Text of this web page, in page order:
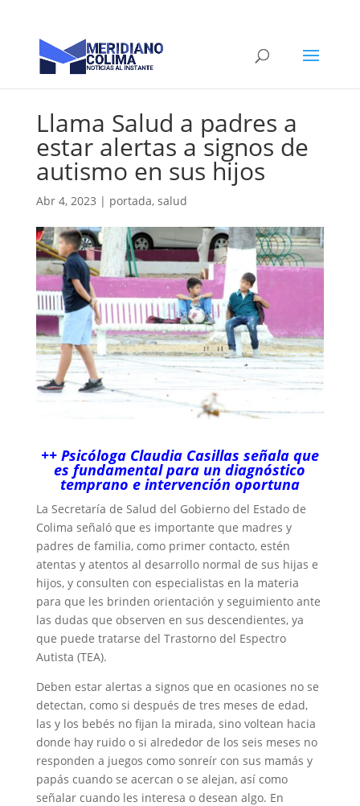
Llama Salud a padres a
estar alertas a signos de
autismo en sus hijos
Abr 4, 2023 | portada, salud
++ Psicóloga Claudia Casillas señala que
es fundamental para un diagnóstico
temprano e intervención oportuna
La Secretaría de Salud del Gobierno del Estado de
Colima señaló que es importante que madres y
padres de familia, como primer contacto, estén
atentas y atentos al desarrollo normal de sus hijas e
hijos, y consulten con especialistas en la materia
para que les brinden orientación y seguimiento ante
las dudas que observen en sus descendientes, ya
que puede tratarse del Trastorno del Espectro
Autista (TEA).
Deben estar alertas a signos que en ocasiones no se
detectan, como si después de tres meses de edad,
las y los bebés no fijan la mirada, sino voltean hacia
donde hay ruido o si alrededor de los seis meses no
responden a juegos como sonreír con sus mamás y
papás cuando se acercan o se alejan, así como
señalar cuando les interesa o desean algo. En